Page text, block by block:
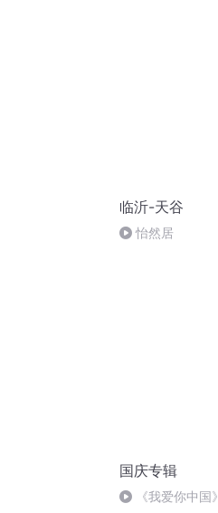
临沂-天谷
怡然居
国庆专辑
《我爱你中国》